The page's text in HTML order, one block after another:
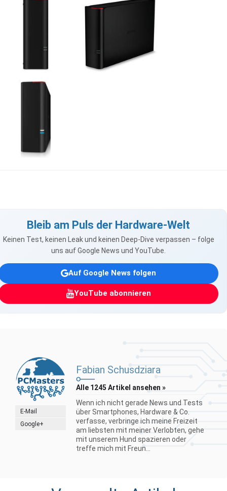
Bleib am Puls der Hardware-Welt
Keinen Test, keinen Leak und keinen Deep-Dive verpassen – folge
uns auf Google News und YouTube.
Auf Google News folgen
YouTube abonnieren
E-Mail
Google+
Fabian Schusdziara
Alle 1245 Artikel ansehen »
Wenn ich nicht gerade News und Tests
über Smartphones, Hardware & Co.
verfasse, verbringe ich meine Freizeit
am liebsten mit meiner Verlobten, gehe
mit unserem Hund spazieren oder
treffe mich mit Freun...